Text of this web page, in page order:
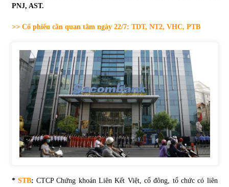
31/05/2022
Bất ổn từ các cuộc đấu giá đất ở Thanh Hoá
31/05/2022
Tiền gửi vào ngân hàng tiếp tục tăng mạnh
31/05/2022
S&P Ratings cập nhật xếp hạng tín nhiệm của
Vietcombank và Eximbank
PNJ, AST.
>> Cổ phiếu cần quan tâm ngày 22/7: TDT, NT2, VHC, PTB
* STB:CTCP Chứng khoán Liên Kết Việt, cổ đông, tổ chức có liên